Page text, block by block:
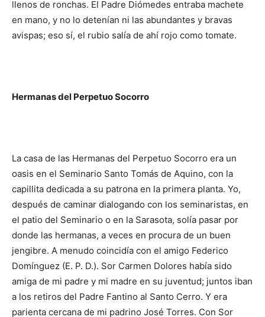
llenos de ronchas. El Padre Diómedes entraba machete
en mano, y no lo detenían ni las abundantes y bravas
avispas; eso sí, el rubio salía de ahí rojo como tomate.
Hermanas del Perpetuo Socorro
La casa de las Hermanas del Perpetuo Socorro era un
oasis en el Seminario Santo Tomás de Aquino, con la
capillita dedicada a su patrona en la primera planta. Yo,
después de caminar dialogando con los seminaristas, en
el patio del Seminario o en la Sarasota, solía pasar por
donde las hermanas, a veces en procura de un buen
jengibre. A menudo coincidía con el amigo Federico
Domínguez (E. P. D.). Sor Carmen Dolores había sido
amiga de mi padre y mi madre en su juventud; juntos iban
a los retiros del Padre Fantino al Santo Cerro. Y era
parienta cercana de mi padrino José Torres. Con Sor